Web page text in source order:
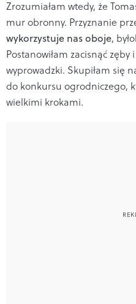
Zrozumiałam wtedy, że
mur obronny. Przyznanie
wykorzystuje nas oboje,
Postanowiłam zacisnąć zęby
wyprowadzki. Skupiłam się
do konkursu ogrodniczego,
wielkimi krokami.